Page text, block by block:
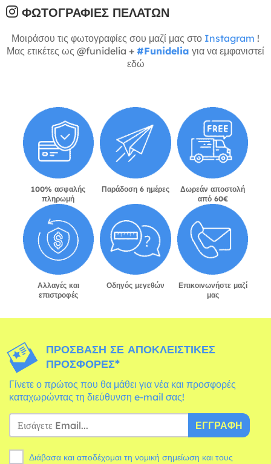
ΦΩΤΟΓΡΑΦΊΕΣ ΠΕΛΑΤΏΝ
Μοιράσου τις φωτογραφίες σου μαζί μας στο Instagram !
Μας ετικέτες ως @funidelia + #Funidelia για να εμφανιστεί
εδώ
100% ασφαλής
πληρωμή
Παράδοση 6 ημέρες
Δωρεάν αποστολή
από 60€
Αλλαγές και
επιστροφές
Οδηγός μεγεθών
Επικοινωνήστε μαζί
μας
ΠΡΌΣΒΑΣΗ ΣΕ ΑΠΟΚΛΕΙΣΤΙΚΈΣ
ΠΡΟΣΦΟΡΈΣ*
Γίνετε ο πρώτος που θα μάθει για νέα και προσφορές
καταχωρώντας τη διεύθυνση e-mail σας!
ΕΓΓΡΑΦΉ
Διάβασα και αποδέχομαι τη νομική σημείωση και τους